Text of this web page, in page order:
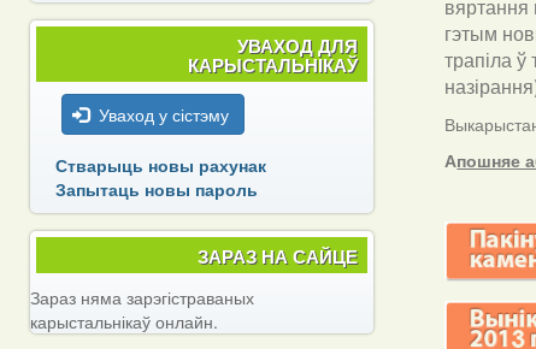
вяртання
гэтым
трапіла
Апошняе
УВАХОД ДЛЯ
КАРЫСТАЛЬНІКАЎ
Уваход у сістэму
Стварыць новы рахунак
Запытаць новы пароль
ЗАРАЗ НА САЙЦЕ
Зараз няма зарэгістраваных
карыстальнікаў онлайн.